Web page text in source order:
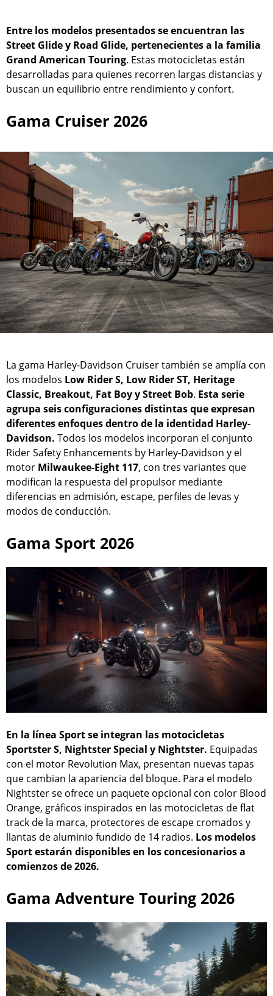
Entre los modelos presentados se encuentran las
Street Glide y Road Glide, pertenecientes a la familia
Grand American Touring. Estas motocicletas están
desarrolladas para quienes recorren largas distancias y
buscan un equilibrio entre rendimiento y confort.
Gama Cruiser 2026
La gama Harley-Davidson Cruiser también se amplía con
los modelos Low Rider S, Low Rider ST, Heritage
Classic, Breakout, Fat Boy y Street Bob. Esta serie
agrupa seis configuraciones distintas que expresan
diferentes enfoques dentro de la identidad Harley-
Davidson. Todos los modelos incorporan el conjunto
Rider Safety Enhancements by Harley-Davidson y el
motor Milwaukee-Eight 117, con tres variantes que
modifican la respuesta del propulsor mediante
diferencias en admisión, escape, perfiles de levas y
modos de conducción.
Gama Sport 2026
En la línea Sport se integran las motocicletas
Sportster S, Nightster Special y Nightster. Equipadas
con el motor Revolution Max, presentan nuevas tapas
que cambian la apariencia del bloque. Para el modelo
Nightster se ofrece un paquete opcional con color Blood
Orange, gráficos inspirados en las motocicletas de flat
track de la marca, protectores de escape cromados y
llantas de aluminio fundido de 14 radios. Los modelos
Sport estarán disponibles en los concesionarios a
comienzos de 2026.
Gama Adventure Touring 2026